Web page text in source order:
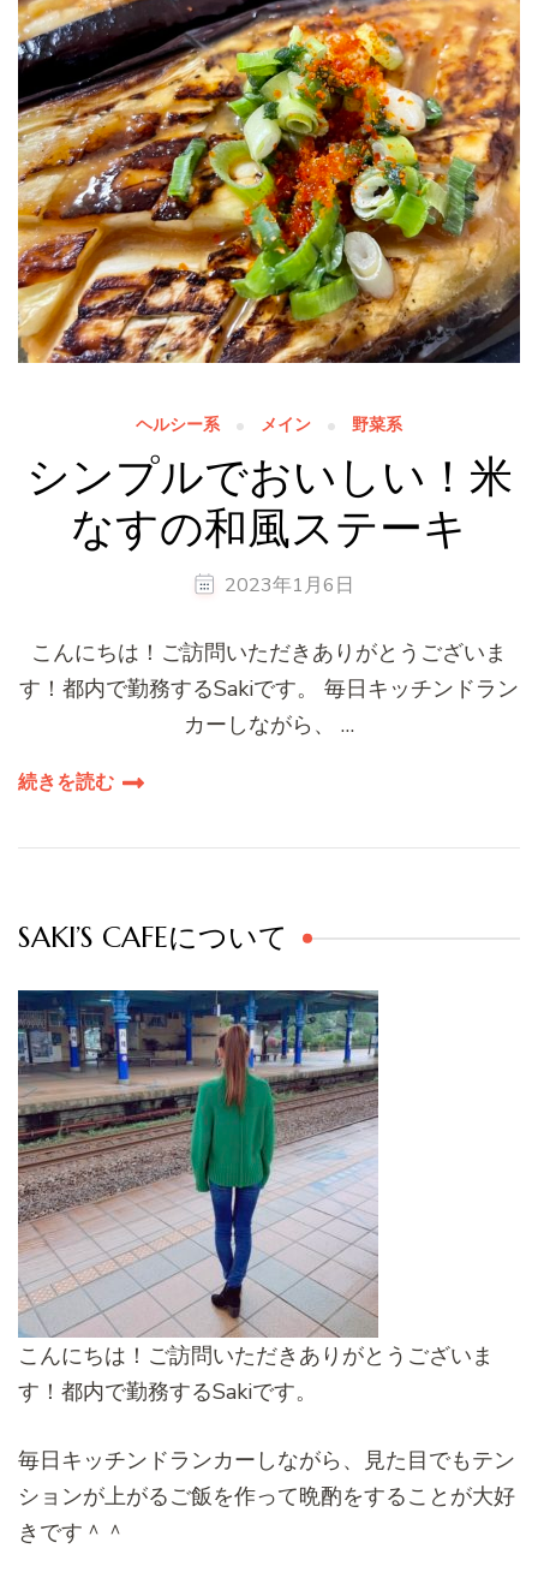
ヘルシー系 メイン 野菜系
シンプルでおいしい！米
なすの和風ステーキ
2023年1月6日
こんにちは！ご訪問いただきありがとうございま
す！都内で勤務するSakiです。 毎日キッチンドラン
カーしながら、 …
続きを読む
SAKI’S CAFEについて
こんにちは！ご訪問いただきありがとうございま
す！都内で勤務するSakiです。
毎日キッチンドランカーしながら、見た目でもテン
ションが上がるご飯を作って晩酌をすることが大好
きです＾＾